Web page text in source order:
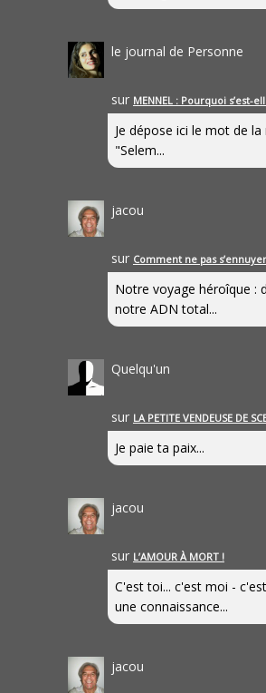
le journal de Personne
sur MENNEL : Pourquoi s’est-
Je dépose ici le mot de
"Selem...
jacou
sur Comment ne pas
Notre voyage héroîque :
notre ADN total...
Quelqu'un
sur LA PETITE VENDEUSE DE
Je paie ta paix...
jacou
sur L’AMOUR À MORT !
C'est toi... c'est moi -
une connaissance...
jacou